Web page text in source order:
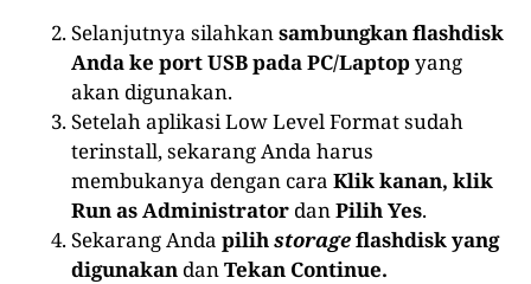
Selanjutnya silahkansambungkan flashdisk
Anda ke port USB pada PC/Laptopyang
akan digunakan.
Setelah aplikasi Low Level Format sudah
terinstall, sekarang Anda harus
membukanya dengan cara Klik kanan, klik
Run as Administrator danPilih Yes.
Sekarang Anda pilihstorageflashdisk yang
digunakan danTekan Continue.